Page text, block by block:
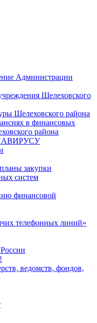
Администрации
Шелеховского
Шелеховского района
в финансовых
района
закупки
систем
финансовой
телефонных линий»
ведомств, фондов,